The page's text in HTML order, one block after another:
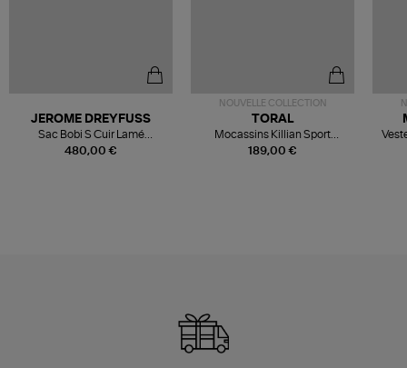
480,00 €
JEROME DREYFUSS
Sac Bobi S Cuir Lamé
Champagne
NOUVELLE COLLECTION
189,00 €
TORAL
Mocassins Killian Sport
Mousse